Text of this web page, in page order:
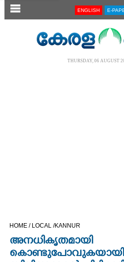
SECTIONS
OPINION
ENGLISH E-
THURSDAY, 06 AUGUST
HOME / LOCAL /KANNUR
അനധികൃതമായി